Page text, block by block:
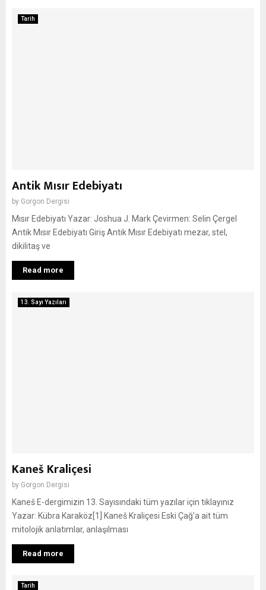
Tarih
Antik Mısır Edebiyatı
by Gorgon Dergisi
Mısır Edebiyatı Yazar: Joshua J. Mark Çevirmen: Selin Çergel
Antik Mısır Edebiyatı Giriş Antik Mısır Edebiyatı mezar, stel,
dikilitaş ve
Read more
13. Sayı Yazıları
Kaneš Kraliçesi
by Gorgon Dergisi
Kaneš E-dergimizin 13. Sayısındaki tüm yazılar için tıklayınız
Yazar: Kübra Karaköz[1] Kaneš Kraliçesi Eski Çağ’a ait tüm
mitolojik anlatımlar, anlaşılması
Read more
Tarih